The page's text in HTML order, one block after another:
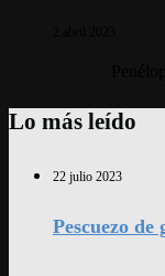
Lo más leído
22 julio 2023
Pescuezo